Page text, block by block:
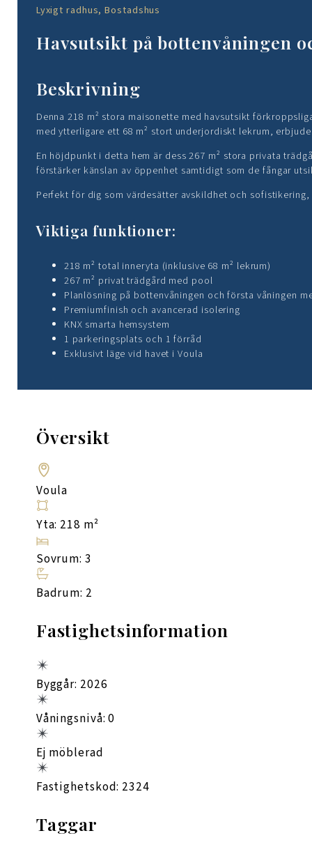
Lyxigt radhus, Bostadshus
Havsutsikt på bottenvåningen
Beskrivning
Denna 218 m² stora maisonette med havsutsikt
med ytterligare ett 68 m² stort underjordiskt lekrum,
En höjdpunkt i detta hem är dess 267 m² stora privata
förstärker känslan av öppenhet samtidigt som de fångar
Perfekt för dig som värdesätter avskildhet och
Viktiga funktioner:
218 m² total inneryta (inklusive 68 m² lekrum)
267 m² privat trädgård med pool
Planlösning på bottenvåningen och första våningen
Premiumfinish och avancerad isolering
KNX smarta hemsystem
1 parkeringsplats och 1 förråd
Exklusivt läge vid havet i Voula
Översikt
Voula
Yta: 218 m²
Sovrum: 3
Badrum: 2
Fastighetsinformation
Byggår: 2026
Våningsnivå: 0
Ej möblerad
Fastighetskod: 2324
Taggar